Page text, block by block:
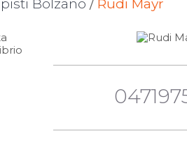
Bolzano / Rudi Mayr